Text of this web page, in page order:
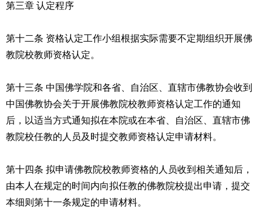
第三章 认定程序
第十二条 资格认定工作小组根据实际需要不定期组织开展佛
教院校教师资格认定。
第十三条 中国佛学院和各省、自治区、直辖市佛教协会收到
中国佛教协会关于开展佛教院校教师资格认定工作的通知
后，以适当方式通知拟在本院或在本省、自治区、直辖市佛
教院校任教的人员及时提交教师资格认定申请材料。
第十四条 拟申请佛教院校教师资格的人员收到相关通知后，
由本人在规定的时间内向拟任教的佛教院校提出申请，提交
本细则第十一条规定的申请材料。